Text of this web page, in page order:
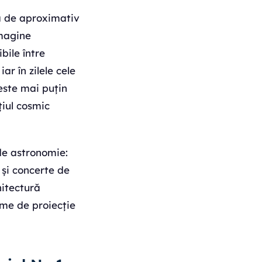
de aproximativ
între
în zilele cele
mai puțin
cosmic
astronomie:
concerte de
de proiecție